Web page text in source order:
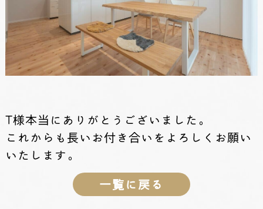
T様本当にありがとうございました。
これからも長いお付き合いをよろしくお願い
いたします。
一覧に戻る